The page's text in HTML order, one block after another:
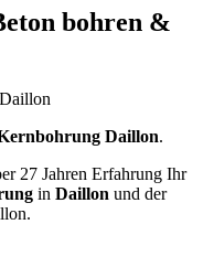
bohren &
Daillon.
27 Jahren Erfahrung Ihr
in Daillon und der